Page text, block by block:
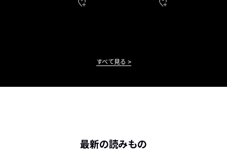
すべて見る
最新の読みもの